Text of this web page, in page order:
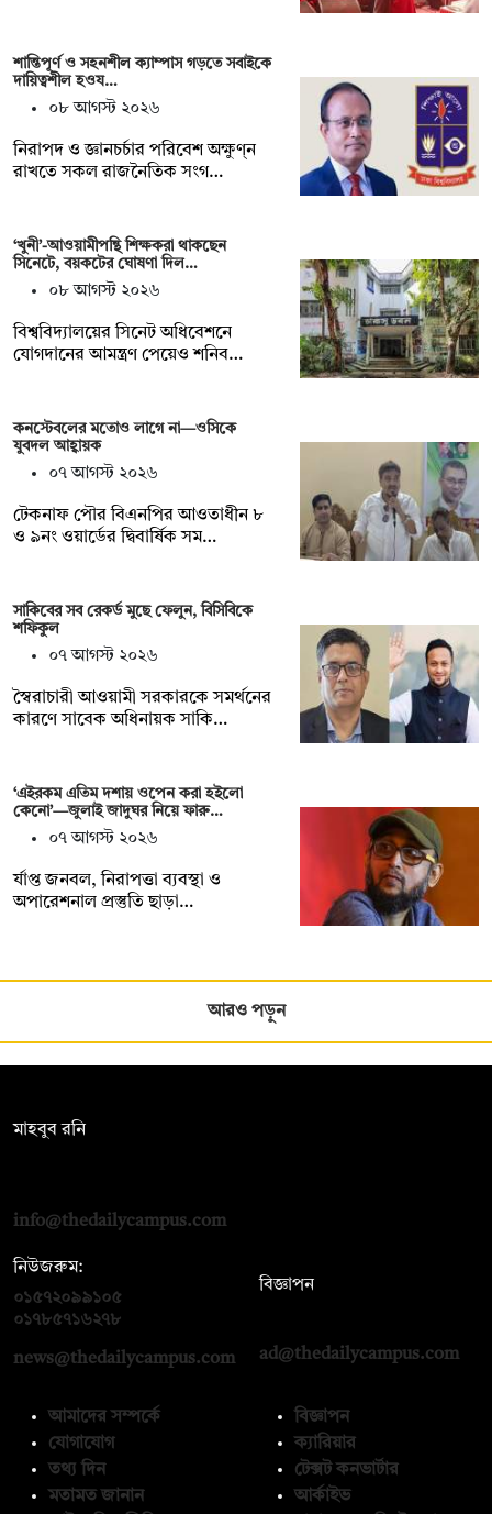
শান্তিপূর্ণ ও সহনশীল ক্যাম্পাস গড়তে সবাইকে
দায়িত্বশীল হওয…
০৮ আগস্ট ২০২৬
নিরাপদ ও জ্ঞানচর্চার পরিবেশ অক্ষুণ্ন
রাখতে সকল রাজনৈতিক সংগ…
‘খুনী’-আওয়ামীপন্থি শিক্ষকরা থাকছেন
সিনেটে, বয়কটের ঘোষণা দিল…
০৮ আগস্ট ২০২৬
বিশ্ববিদ্যালয়ের সিনেট অধিবেশনে
যোগদানের আমন্ত্রণ পেয়েও শনিব…
কনস্টেবলের মতোও লাগে না—ওসিকে
যুবদল আহ্বায়ক
০৭ আগস্ট ২০২৬
টেকনাফ পৌর বিএনপির আওতাধীন ৮
ও ৯নং ওয়ার্ডের দ্বিবার্ষিক সম…
সাকিবের সব রেকর্ড মুছে ফেলুন, বিসিবিকে
শফিকুল
০৭ আগস্ট ২০২৬
স্বৈরাচারী আওয়ামী সরকারকে সমর্থনের
কারণে সাবেক অধিনায়ক সাকি…
‘এইরকম এতিম দশায় ওপেন করা হইলো
কেনো’—জুলাই জাদুঘর নিয়ে ফারু…
০৭ আগস্ট ২০২৬
র্যাপ্ত জনবল, নিরাপত্তা ব্যবস্থা ও
অপারেশনাল প্রস্তুতি ছাড়া…
আরও পড়ুন
মাহবুব রনি
info@thedailycampus.com
নিউজরুম:
০১৫৭২০৯৯১০৫
০১৭৮৫৭১৬২৭৮
news@thedailycampus.com
বিজ্ঞাপন
ad@thedailycampus.com
আমাদের সম্পর্কে
যোগাযোগ
তথ্য দিন
মতামত জানান
বিজ্ঞাপন
ক্যারিয়ার
টেক্সট কনভার্টার
আর্কাইভ